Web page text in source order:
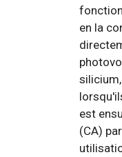
en la
est
(CA)